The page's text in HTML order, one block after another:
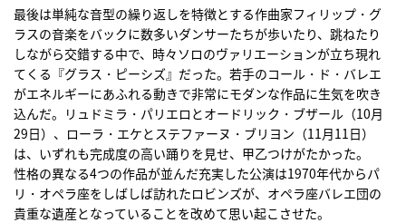
最後は単純な音型の繰り返しを特徴とする作曲家フィリップ・グ
ラスの音楽をバックに数多いダンサーたちが歩いたり、跳ねたり
しながら交錯する中で、時々ソロのヴァリエーションが立ち現れ
てくる『グラス・ピーシズ』だった。若手のコール・ド・バレエ
がエネルギーにあふれる動きで非常にモダンな作品に生気を吹き
込んだ。リュドミラ・パリエロとオードリック・ブザール（10月
29日）、ローラ・エケとステファーヌ・ブリヨン（11月11日）
は、いずれも完成度の高い踊りを見せ、甲乙つけがたかった。
性格の異なる4つの作品が並んだ充実した公演は1970年代からパ
リ・オペラ座をしばしば訪れたロビンズが、オペラ座バレエ団の
貴重な遺産となっていることを改めて思い起こさせた。